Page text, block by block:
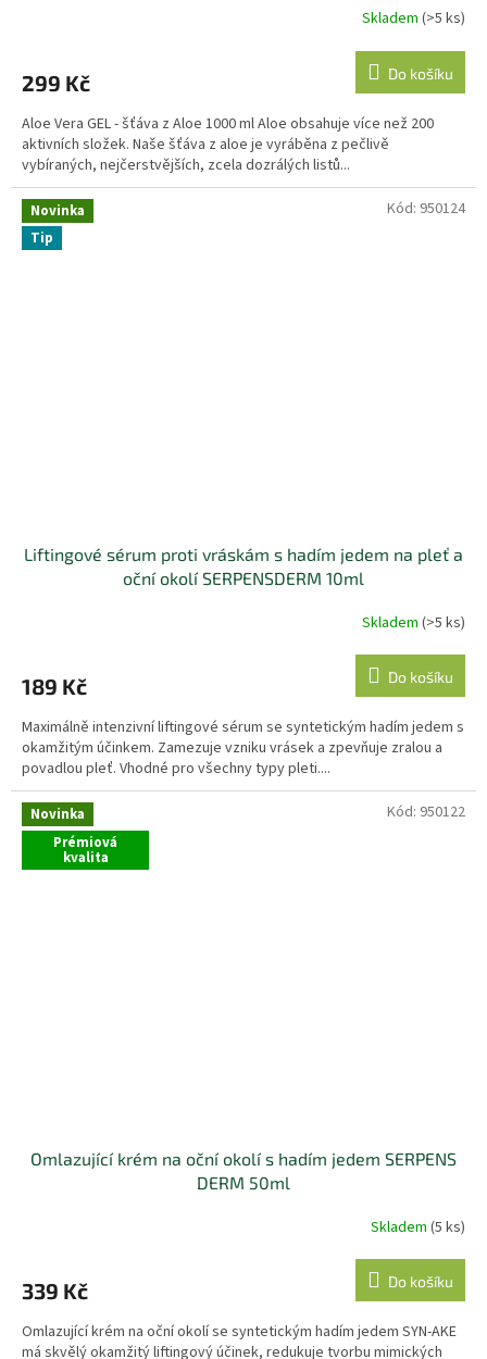
Skladem (>5 ks)
299 Kč Do košíku
Aloe Vera GEL - šťáva z Aloe 1000 ml Aloe obsahuje více než 200
aktivních složek. Naše šťáva z aloe je vyráběna z pečlivě
vybíraných, nejčerstvějších, zcela dozrálých listů...
Novinka
Tip
Liftingové sérum proti vráskám s hadím jedem na pleť a
oční okolí SERPENSDERM 10ml
Skladem (>5 ks)
189 Kč Do košíku
Maximálně intenzivní liftingové sérum se syntetickým hadím jedem s
okamžitým účinkem. Zamezuje vzniku vrásek a zpevňuje zralou a
povadlou pleť. Vhodné pro všechny typy pleti....
Kód: 950124
Novinka
Prémiová
kvalita
Omlazující krém na oční okolí s hadím jedem SERPENS
DERM 50ml
Skladem (5 ks)
339 Kč Do košíku
Omlazující krém na oční okolí se syntetickým hadím jedem SYN-AKE
má skvělý okamžitý liftingový účinek, redukuje tvorbu mimických
Kód: 950122